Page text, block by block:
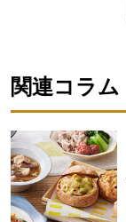
関連コラム